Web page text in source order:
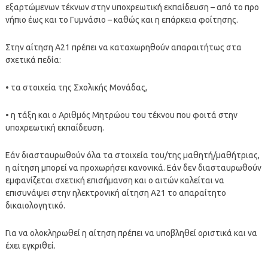
εξαρτώμενων τέκνων στην υποχρεωτική εκπαίδευση – από το προ
νήπιο έως και το Γυμνάσιο – καθώς και η επάρκεια φοίτησης.
Στην αίτηση Α21 πρέπει να καταχωρηθούν απαραιτήτως στα
σχετικά πεδία:
• τα στοιχεία της Σχολικής Μονάδας,
• η τάξη και ο Αριθμός Μητρώου του τέκνου που φοιτά στην
υποχρεωτική εκπαίδευση.
Εάν διασταυρωθούν όλα τα στοιχεία του/της μαθητή/μαθήτριας,
η αίτηση μπορεί να προχωρήσει κανονικά. Εάν δεν διασταυρωθούν
εμφανίζεται σχετική επισήμανση και ο αιτών καλείται να
επισυνάψει στην ηλεκτρονική αίτηση Α21 το απαραίτητο
δικαιολογητικό.
Για να ολοκληρωθεί η αίτηση πρέπει να υποβληθεί οριστικά και να
έχει εγκριθεί.